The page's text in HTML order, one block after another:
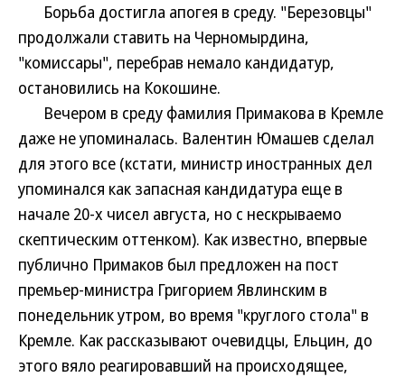
Борьба достигла апогея в среду. "Березовцы"
продолжали ставить на Черномырдина,
"комиссары", перебрав немало кандидатур,
остановились на Кокошине.
Вечером в среду фамилия Примакова в Кремле
даже не упоминалась. Валентин Юмашев сделал
для этого все (кстати, министр иностранных дел
упоминался как запасная кандидатура еще в
начале 20-х чисел августа, но с нескрываемо
скептическим оттенком). Как известно, впервые
публично Примаков был предложен на пост
премьер-министра Григорием Явлинским в
понедельник утром, во время "круглого стола" в
Кремле. Как рассказывают очевидцы, Ельцин, до
этого вяло реагировавший на происходящее,